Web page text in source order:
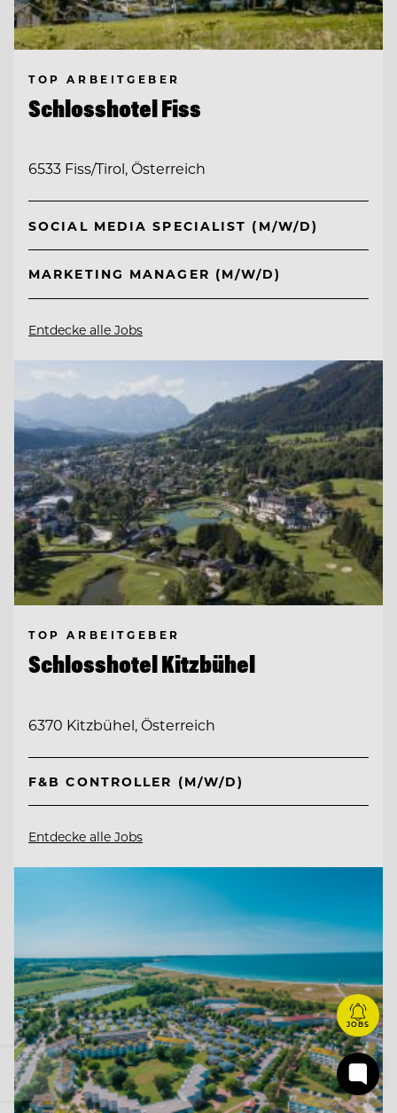
TOP ARBEITGEBER
Schlosshotel Fiss
6533 Fiss/Tirol, Österreich
SOCIAL MEDIA SPECIALIST (M/W/D)
MARKETING MANAGER (M/W/D)
Entdecke alle Jobs
TOP ARBEITGEBER
Schlosshotel Kitzbühel
6370 Kitzbühel, Österreich
F&B CONTROLLER (M/W/D)
Entdecke alle Jobs
JOBS